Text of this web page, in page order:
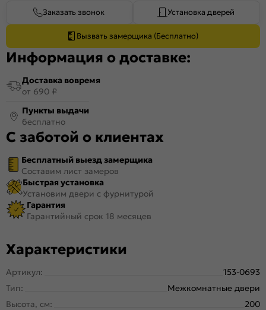
Заказать звонок Установка дверей
Вызвать замерщика (Бесплатно)
Информация о доставке:
Доставка вовремя
от 690 ₽
Пункты выдачи
бесплатно
С заботой о клиентах
Бесплатный выезд замерщика
Составим лист замеров
Быстрая установка
Установим двери с фурнитурой
Гарантия
Гарантийный срок 18 месяцев
Характеристики
Артикул:
153-0693
Тип:
Межкомнатные двери
Высота, см:
200